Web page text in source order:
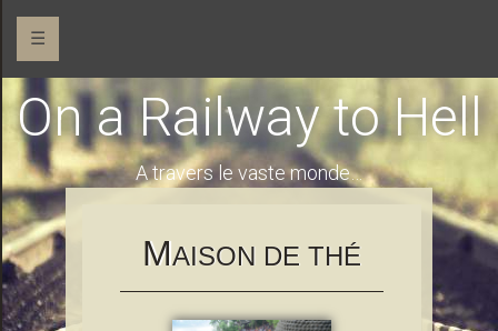
☰
On a Railway to Hell
A travers le vaste monde…
MAISON DE THÉ